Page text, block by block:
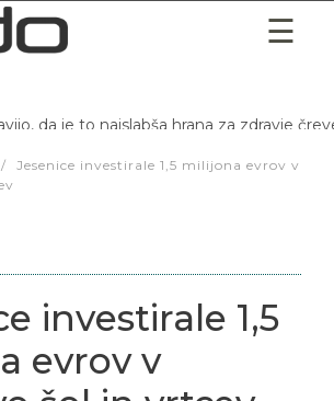
da je to najslabša hrana za zdravje
/
Jesenice investirale 1,5 milijona evrov v
investirale 1,5
evrov v